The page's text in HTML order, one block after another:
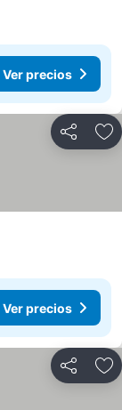
Ver precios
Compartir
Ver precios
Compartir